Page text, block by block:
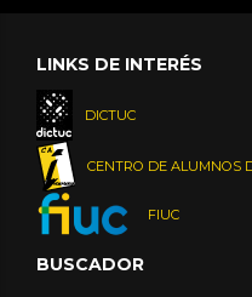
LINKS DE INTERÉS
DICTUC
CENTRO DE ALUMNOS
FIUC
BUSCADOR